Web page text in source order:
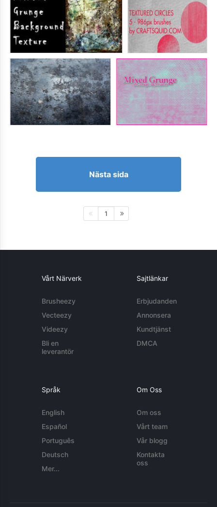
Nästa sida
1
Vårt Närverk
Brusheezy
Vecteezy
Videezy
Bli en
leverantör
Sajtlänkar
Erbjudanden
Annonsera
Kundtjänst
DMCA
Språk
English
Español
Português
Deutsch
Mer...
Om Oss
Om oss
Vårt team
Vår blogg
Kontakta
oss